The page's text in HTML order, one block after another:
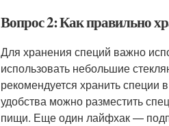
Вопрос 2: Как правильно
Для хранения специй важно
использовать небольшие
рекомендуется хранить
удобства можно разместить
пищи. Еще один лайфхак —